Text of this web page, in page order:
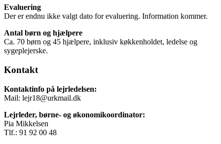
Evaluering
Der er endnu ikke valgt dato for evaluering. Information kommer.
Antal børn og hjælpere
Ca. 70 børn og 45 hjælpere, inklusiv køkkenholdet, ledelse og
sygeplejerske.
Kontakt
Kontaktinfo på lejrledelsen:
Mail: lejr18@urkmail.dk
Lejrleder, børne- og økonomikoordinator:
Pia Mikkelsen
Tlf.: 91 92 00 48